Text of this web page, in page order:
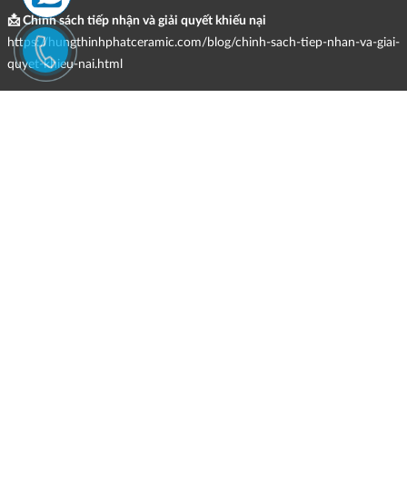
📩 Chính sách tiếp nhận và giải quyết khiếu nại
https://hungthinhphatceramic.com/blog/chinh-sach-tiep-nhan-va-giai-
quyet-khieu-nai.html